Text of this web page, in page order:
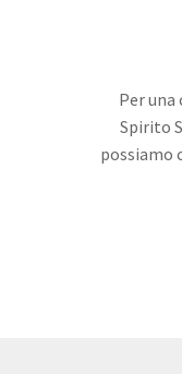
Per
Spirito
possiamo